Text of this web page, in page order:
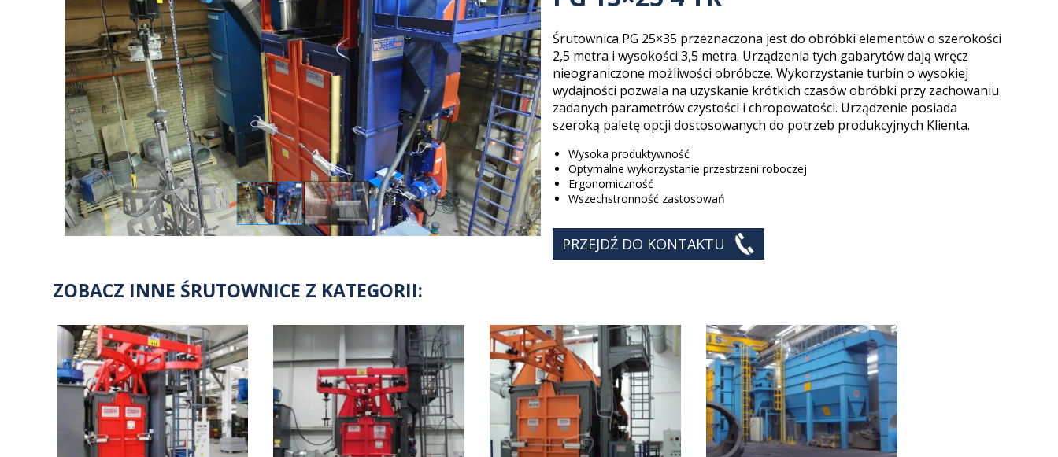
Górnictwo (produkcja i regeneracja)
Granit śrutowany - proces śrutowania granitu
Grzejniki drabinkowe
H
Haki holownicze
Hartowanie aluminium
Huty
O
Odlewnie (metali kolorowych)
Odlewnie (żeliwa i stali)
Ogrodzenia metalowe
Okucia meblowe
P
Płaskowniki
Tytan
W
Wkłady kominkowe
Wyroby powlekane poliuretanem
Z
Zbiorniki (woda, olej, gaz, ropa)
Śrutownica PG 25×35 przeznaczona jest do obróbki elementów o szerokości
2,5 metra i wysokości 3,5 metra. Urządzenia tych gabarytów dają wręcz
nieograniczone możliwości obróbcze. Wykorzystanie turbin o wysokiej
wydajności pozwala na uzyskanie krótkich czasów obróbki przy zachowaniu
zadanych parametrów czystości i chropowatości. Urządzenie posiada
szeroką paletę opcji dostosowanych do potrzeb produkcyjnych Klienta.
Wysoka produktywność
Optymalne wykorzystanie przestrzeni roboczej
Ergonomiczność
Wszechstronność zastosowań
PRZEJDŹ DO KONTAKTU
ZOBACZ INNE ŚRUTOWNICE Z KATEGORII: